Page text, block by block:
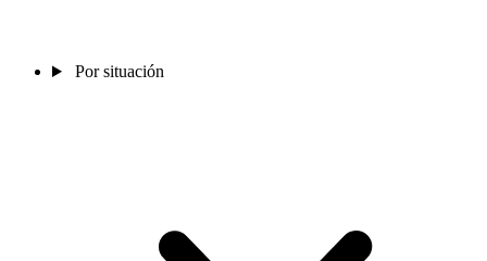
Por situación